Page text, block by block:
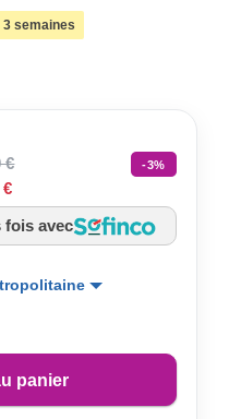
semaines
€ -3%
€
fois avec
panier